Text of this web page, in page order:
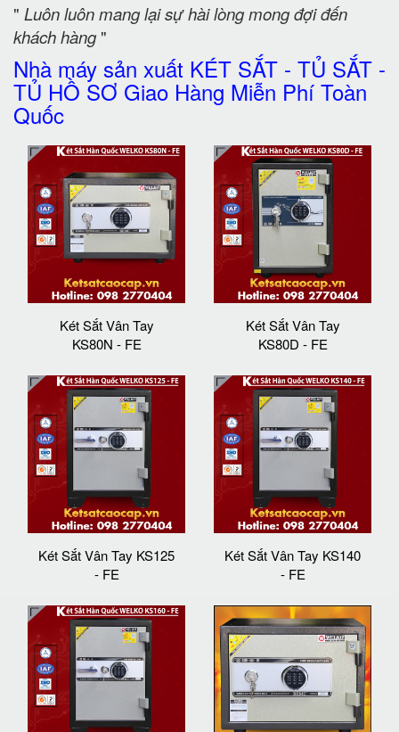
" Luôn luôn mang lại sự hài lòng mong đợi đến
khách hàng"
Nhà máy sản xuất KÉT SẮT - TỦ SẮT -
TỦ HỒ SƠ Giao Hàng Miễn Phí Toàn
Quốc
Két Sắt Vân Tay
KS80N - FE
Két Sắt Vân Tay
KS80D - FE
Két Sắt Vân Tay KS125
- FE
Két Sắt Vân Tay KS140
- FE